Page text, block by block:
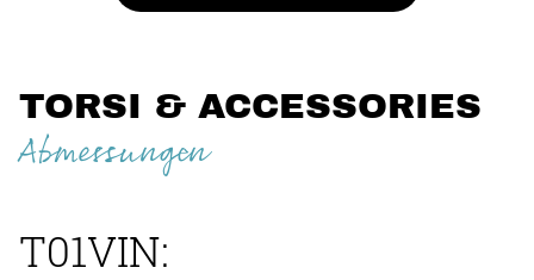
TORSI & ACCESSORIES
Abmessungen
T01VIN: